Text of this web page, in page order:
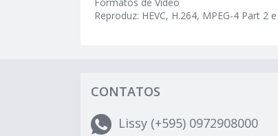
Reproduz: HEVC, H.264, MPEG-4 Part
CONTATOS
Lissy (+595) 0972908000